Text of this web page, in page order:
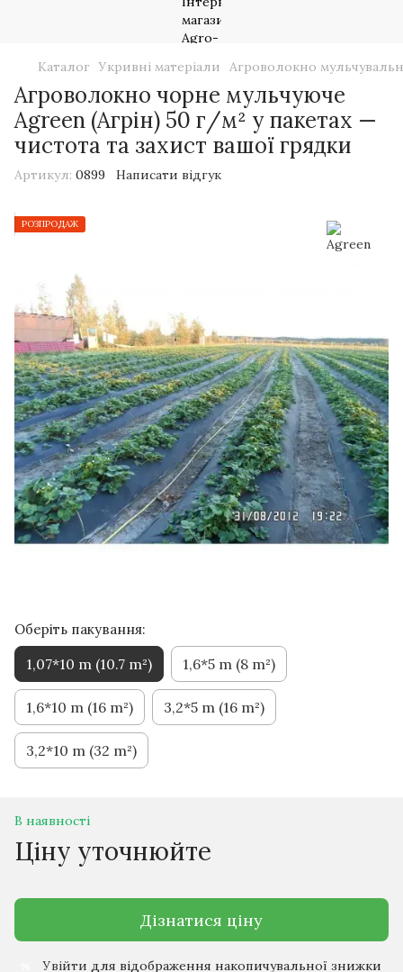
Каталог Укривні матеріали Агроволокно
Агроволокно чорне мульчуюче
Agreen (Агрін) 50 г/м² у пакетах —
чистота та захист вашої грядки
Артикул: 0899 Написати відгук
РОЗПРОДАЖ
Оберіть пакування:
1,07*10 m (10.7 m²) 1,6*5 m (8 m²)
1,6*10 m (16 m²) 3,2*5 m (16 m²)
3,2*10 m (32 m²)
В наявності
Ціну уточнюйте
Дізнатися ціну
Увійти для відображення накопичувальної знижки